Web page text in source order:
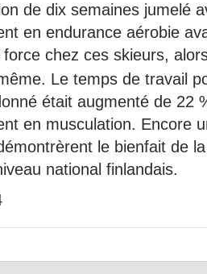
de dix semaines jumelé
en endurance aérobie
chez ces skieurs,
Le temps de travail
était augmenté de 22
en musculation. Encore
le bienfait de
national finlandais.